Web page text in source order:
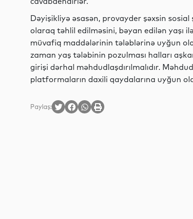
Dəyişikliyə əsasən, provayder şəxsin sosial
olaraq təhlil edilməsini, bəyan edilən yaşı
müvafiq maddələrinin tələblərinə uyğun
zaman yaş tələbinin pozulması halları
girişi dərhal məhdudlaşdırılmalıdır.
platformaların daxili qaydalarına uyğun
Paylaş: